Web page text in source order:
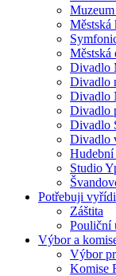
Městská
Městská
Divadlo
Divadlo
Divadlo
Divadlo
Divadlo
Divadlo
Studio
Potřebuji
Záštita
Pouliční
Výbor a
Výbor
Komise